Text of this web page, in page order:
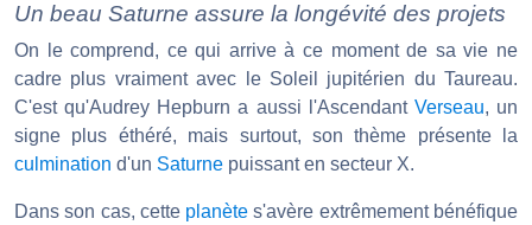
Un beau Saturne assure la longévité des projets
On le comprend, ce qui arrive à ce moment de sa vie ne
cadre plus vraiment avec le Soleil jupitérien du Taureau.
C'est qu'Audrey Hepburn a aussi l'Ascendant Verseau, un
signe plus éthéré, mais surtout, son thème présente la
culmination d'un Saturne puissant en secteur X.
Dans son cas, cette planète s'avère extrêmement bénéfique